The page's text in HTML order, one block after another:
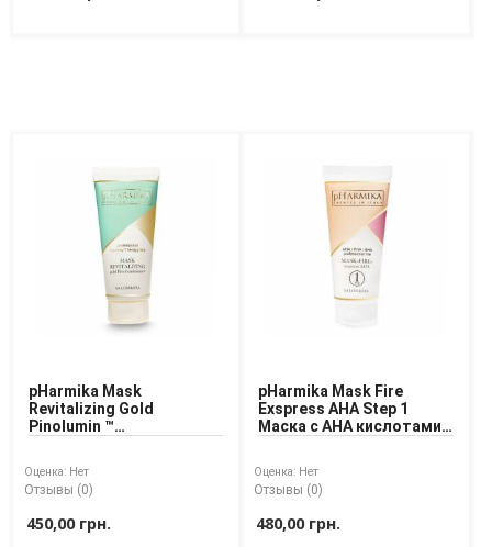
pHarmika Mask
Revitalizing Gold
Pinolumin ™
с Pinolumin™
Оценка: Нет
Отзывы (0)
450,00 грн.
pHarmika Mask Fire
Exspress АНА Step 1
Маска с АНА кислотами
Оценка: Нет
Отзывы (0)
480,00 грн.